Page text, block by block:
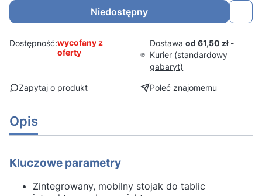
Niedostępny
Dostępność:wycofany z
oferty
Dostawaod 61,50 zł -
Kurier (standardowy
gabaryt)
Zapytaj o produkt Poleć znajomemu
Opis
Kluczowe parametry
Zintegrowany, mobilny stojak do tablic